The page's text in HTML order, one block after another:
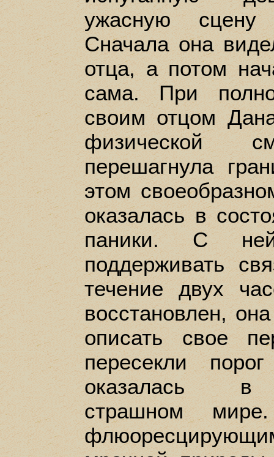
ужасную сцену
Сначала она
отца, а потом
сама. При
своим отцом
физической
перешагнула
этом
оказалась в
паники. С
поддерживать
течение двух
восстановлен,
описать свое
пересекли
оказалась в
страшном